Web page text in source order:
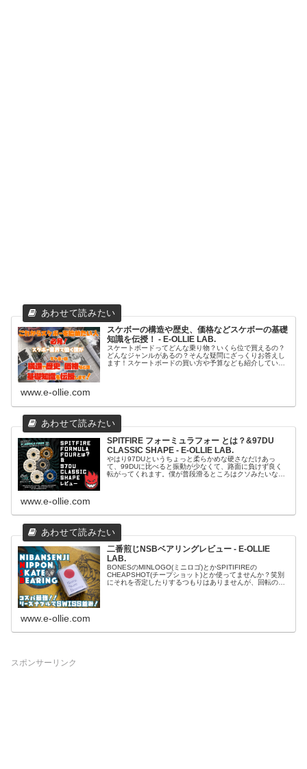
スケボーの構造や歴史、価格などスケボーの基礎
知識を伝授！ - E-OLLIE LAB.
スケートボードってどんな乗り物？いくら位で買えるの？
どんなジャンルがあるの？そんな疑問にざっくりお答えし
ます！スケートボードの買い方や予算なども紹介していま
www.e-ollie.com
SPITFIRE フォーミュラフォー とは？&97DU
CLASSIC SHAPE - E-OLLIE LAB.
やはり97DUというちょっと柔らかめな硬さなだけあっ
て、99DUに比べると振動が少なくて、路面に負けず良く
転がってくれます。僕が普段滑るところはクソみたいな路
www.e-ollie.com
二番煎じNSBベアリングレビュー - E-OLLIE
LAB.
BONESのMINLOGO(ミニロゴ)とかSPITIFIREの
CHEAPSHOT(チープショット)とか使ってませんか？笑別
にそれを否定したりするつもりはありませんが、回転の速
www.e-ollie.com
スポンサーリンク